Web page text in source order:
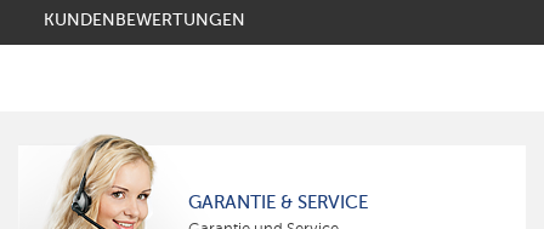
KUNDENBEWERTUNGEN
GARANTIE & SERVICE